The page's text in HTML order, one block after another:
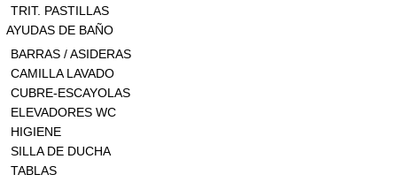
TRIT. PASTILLAS
AYUDAS DE BAÑO
BARRAS / ASIDERAS
CAMILLA LAVADO
CUBRE-ESCAYOLAS
ELEVADORES WC
HIGIENE
SILLA DE DUCHA
TABLAS